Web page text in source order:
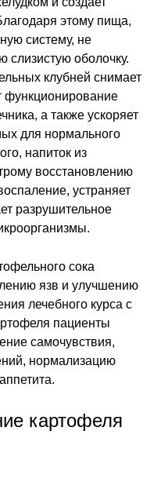
этому пища,
систему, не
оболочку.
клубней снимает
а также ускоряет
для нормального
напиток из
восстановлению
устраняет
разрушительное
сока
язв и улучшению
лечебного курса с
пациенты
самочувствия,
нормализацию
картофеля